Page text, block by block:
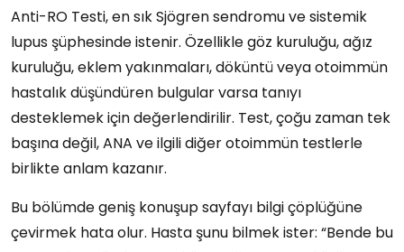
Anti-RO Testi, en sık Sjögren sendromu ve sistemik
lupus şüphesinde istenir. Özellikle göz kuruluğu, ağız
kuruluğu, eklem yakınmaları, döküntü veya otoimmün
hastalık düşündüren bulgular varsa tanıyı
desteklemek için değerlendirilir. Test, çoğu zaman tek
başına değil, ANA ve ilgili diğer otoimmün testlerle
birlikte anlam kazanır.
Bu bölümde geniş konuşup sayfayı bilgi çöplüğüne
çevirmek hata olur. Hasta şunu bilmek ister: “Bende bu